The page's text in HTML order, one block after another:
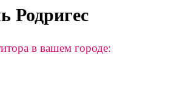
Родригес
в вашем городе: